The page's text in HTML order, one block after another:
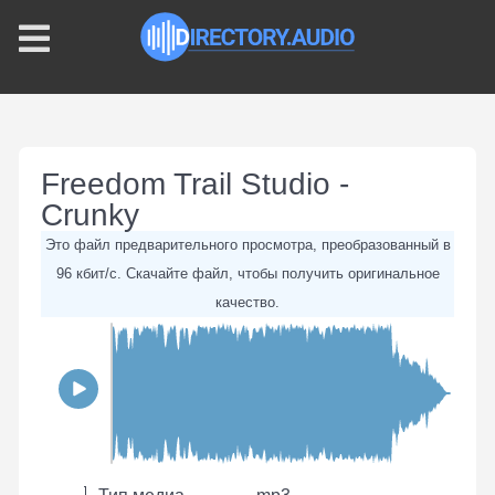
Freedom Trail Studio -
Crunky
Это файл предварительного просмотра, преобразованный в
96 кбит/с. Скачайте файл, чтобы получить оригинальное
качество.